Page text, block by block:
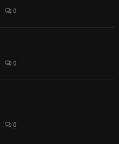
0
0
0